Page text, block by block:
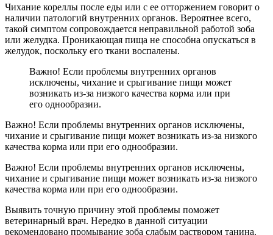
Чихание кореллы после еды или с ее отторжением говорит о
наличии патологий внутренних органов. Вероятнее всего,
такой симптом сопровождается неправильной работой зоба
или желудка. Проникающая пища не способна опускаться в
желудок, поскольку его ткани воспалены.
Важно! Если проблемы внутренних органов
исключены, чихание и срыгивание пищи может
возникать из-за низкого качества корма или при
его однообразии.
Важно! Если проблемы внутренних органов исключены,
чихание и срыгивание пищи может возникать из-за низкого
качества корма или при его однообразии.
Важно! Если проблемы внутренних органов исключены,
чихание и срыгивание пищи может возникать из-за низкого
качества корма или при его однообразии.
Выявить точную причину этой проблемы поможет
ветеринарный врач. Нередко в данной ситуации
рекомендовано промывание зоба слабым раствором танина.